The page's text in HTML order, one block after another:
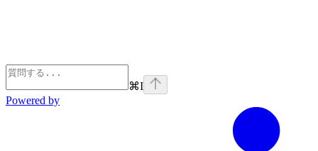
⌘I
Powered by